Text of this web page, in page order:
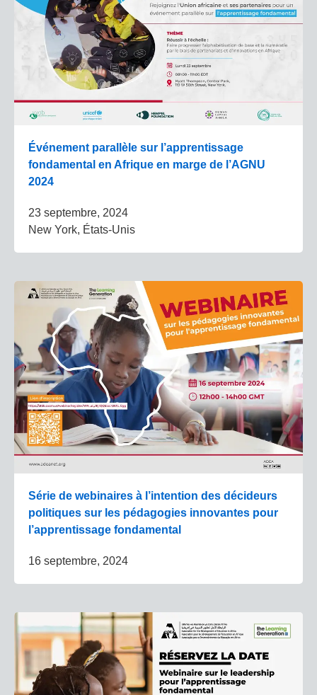
Événement parallèle sur l’apprentissage
fondamental en Afrique en marge de l’AGNU
2024
23 septembre, 2024
New York, États-Unis
Série de webinaires à l’intention des décideurs
politiques sur les pédagogies innovantes pour
l’apprentissage fondamental
16 septembre, 2024